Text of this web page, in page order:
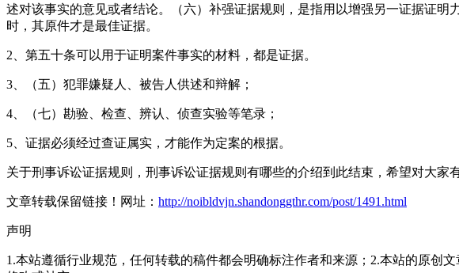
述对该事实的意见或者结论。（六）补强证据规则，是指用以增强另一证据证
时，其原件才是最佳证据。
2、第五十条可以用于证明案件事实的材料，都是证据。
3、（五）犯罪嫌疑人、被告人供述和辩解；
4、（七）勘验、检查、辨认、侦查实验等笔录；
5、证据必须经过查证属实，才能作为定案的根据。
关于刑事诉讼证据规则，刑事诉讼证据规则有哪些的介绍到此结束，希望对大家
文章转载保留链接！网址： http://noibldvjn.shandonggthr.com/post/1491.html
声明
1.本站遵循行业规范，任何转载的稿件都会明确标注作者和来源；2.本站的原创